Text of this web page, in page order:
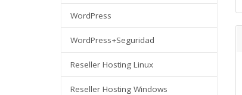
WordPress
WordPress+Seguridad
Reseller Hosting Linux
Reseller Hosting Windows